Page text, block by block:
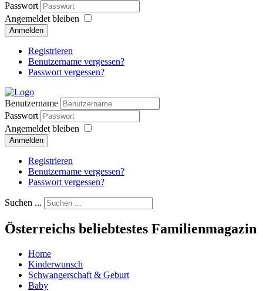
Passwort
Angemeldet bleiben
Anmelden
Registrieren
Benutzername vergessen?
Passwort vergessen?
Benutzername
Passwort
Angemeldet bleiben
Anmelden
Registrieren
Benutzername vergessen?
Passwort vergessen?
Suchen ...
Österreichs beliebtestes Familienmagazin
Home
Kinderwunsch
Schwangerschaft & Geburt
Baby